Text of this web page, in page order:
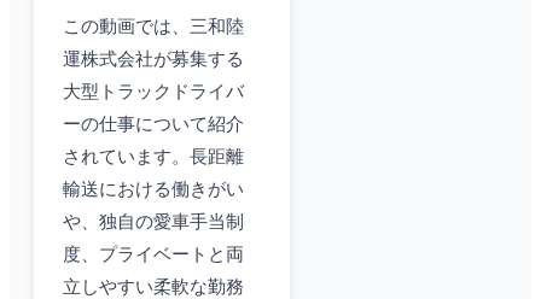
この動画では、三和陸
運株式会社が募集する
大型トラックドライバ
ーの仕事について紹介
されています。長距離
輸送における働きがい
や、独自の愛車手当制
度、プライベートと両
立しやすい柔軟な勤務